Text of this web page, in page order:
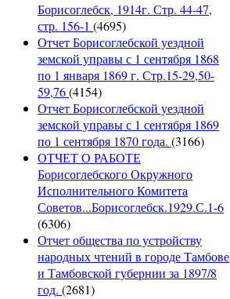
Борисоглебск, 1914г. Стр. 44-47,
стр. 156-1 (4695)
Отчет Борисоглебской уездной
земской управы с 1 сентября 1868
по 1 января 1869 г. Стр.15-29,50-
59,76(4154)
Отчет Борисоглебской уездной
земской управы с 1 сентября 1869
по 1 сентября 1870 года. (3166)
ОТЧЕТ О РАБОТЕ
Борисоглебского Окружного
Исполнительного Комитета
Советов...Борисоглебск.1929.С.1-6
(6306)
Отчет общества по устройству
народных чтений в городе Тамбове
и Тамбовской губернии за 1897/8
год. (2681)